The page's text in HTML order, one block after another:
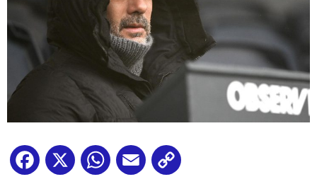
Facebook
X WhatsApp
Email